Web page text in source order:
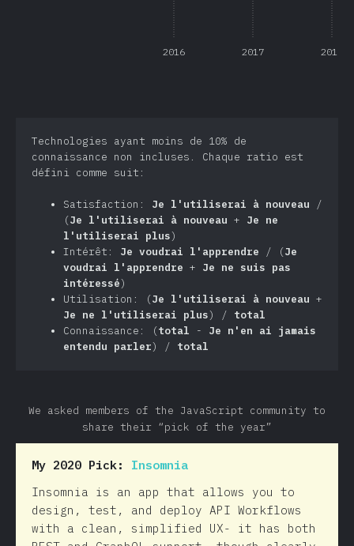
2016 2017 2018
Technologies ayant moins de 10% de
connaissance non incluses. Chaque ratio est
défini comme suit:
Satisfaction: Je l'utiliserai à nouveau /
(Je l'utiliserai à nouveau + Je ne
l'utiliserai plus)
Intérêt: Je voudrai l'apprendre / (Je
voudrai l'apprendre + Je ne suis pas
intéressé)
Utilisation: (Je l'utiliserai à nouveau +
Je ne l'utiliserai plus) / total
Connaissance: (total - Je n'en ai jamais
entendu parler) / total
We asked members of the JavaScript community to
share their “pick of the year”
My 2020 Pick: Insomnia
Insomnia is an app that allows you to
design, test, and deploy API Workflows
with a clean, simplified UX- it has both